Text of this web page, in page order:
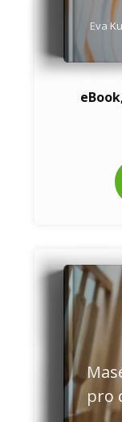
Eva
pro